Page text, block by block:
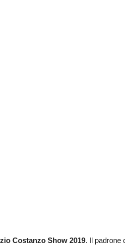
Costanzo Show 2019. Il padrone